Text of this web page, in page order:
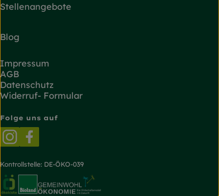
Stellenangebote
Blog
Impressum
AGB
Datenschutz
Widerruf- Formular
Folge uns auf
Externer Link zu https://
Kontrollstelle: DE-ÖKO-039
Externer Link zu https://www.oekokiste.de/
Externer Link zu https://www.bioland.de/